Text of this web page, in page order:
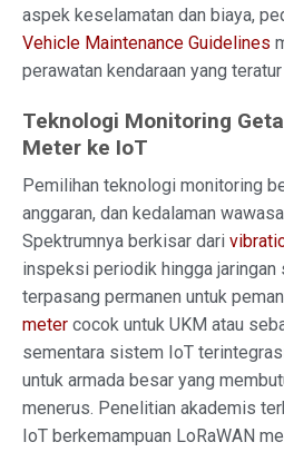
aspek keselamatan dan biaya,
Vehicle Maintenance Guidelines
perawatan kendaraan yang
Teknologi Monitoring
Meter ke IoT
Pemilihan teknologi monitoring
anggaran, dan kedalaman
Spektrumnya berkisar dari
inspeksi periodik hingga jaringan
terpasang permanen untuk
meter cocok untuk UKM atau
sementara sistem IoT
untuk armada besar yang
menerus. Penelitian akademis
IoT berkemampuan LoRaWAN